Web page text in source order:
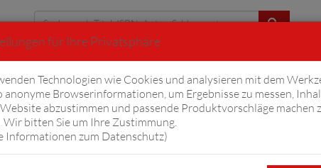
Erweiterte Suche
Fiftyfifty Hörbücher Komplizen
für Ihre Privatsphäre
Technologien wie Cookies und analysieren mit dem
anonyme Browserinformationen, um Ergebnisse zu messen,
abzustimmen und passende Produktvorschläge machen
Wir bitten Sie um Ihre Zustimmung.
Informationen zum Datenschutz)